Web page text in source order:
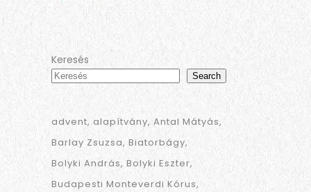
Keresés
Search
advent alapítvány Antal Mátyás
Barlay Zsuzsa Biatorbágy
Bolyki András Bolyki Eszter
Budapesti Monteverdi Kórus